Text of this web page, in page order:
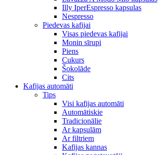
Illy IperEspresso kapsulas
Nespresso
Piedevas kafijai
Visas piedevas kafijai
Monin sīrupi
Piens
Cukurs
Šokolāde
Cits
Kafijas automāti
Tips
Visi kafijas automāti
Automātiskie
Tradicionālie
Ar kapsulām
Ar filtriem
Kafijas kannas